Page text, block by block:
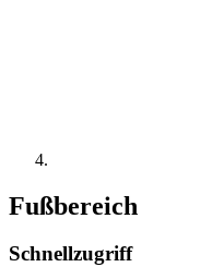
Fußbereich
Schnellzugriff